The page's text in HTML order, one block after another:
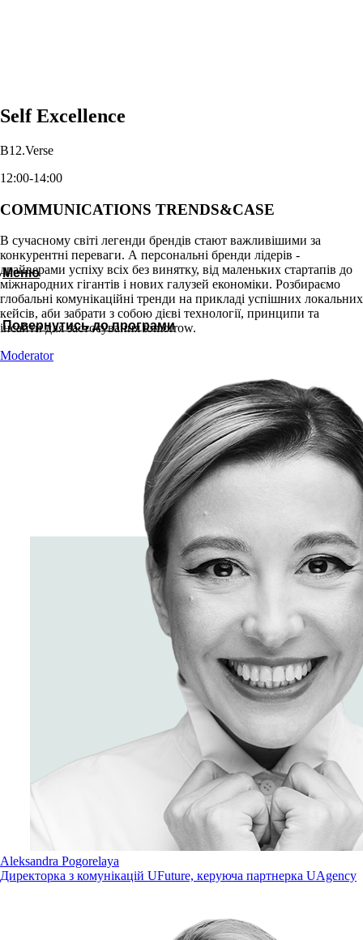
Меню
Повернутись до програми
Self Excellence
B12.Verse
12:00-14:00
COMMUNICATIONS TRENDS&CASE
В сучасному світі легенди брендів стают важливішими за
конкурентні переваги. А персональні бренди лідерів -
драйверами успіху всіх без винятку, від маленьких стартапів до
міжнародних гігантів і нових галузей економіки. Розбираємо
глобальні комунікаційні тренди на прикладі успішних локальних
кейсів, аби забрати з собою дієві технології, принципи та
інсайти для застосування tomorrow.
Moderator
Aleksandra Pogorelaya
Директорка з комунікацій UFuture, керуюча партнерка UAgency